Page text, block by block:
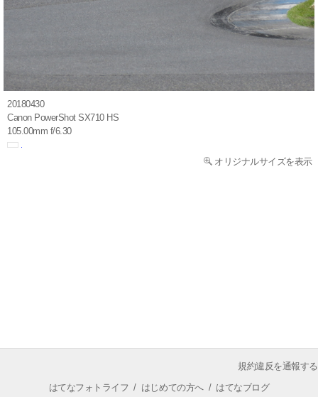
20180430
Canon PowerShot SX710 HS
105.00mm f/6.30
オリジナルサイズを表示
規約違反を通報する
はてなフォトライフ / はじめての方へ/ はてなブログ